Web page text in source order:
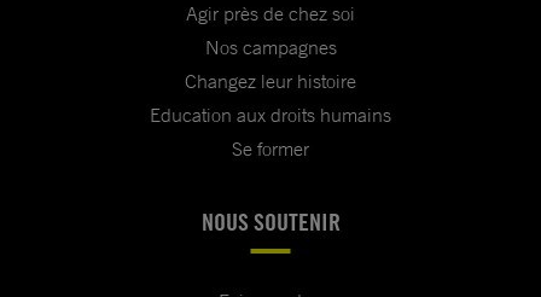
Agir près de chez soi
Nos campagnes
Changez leur histoire
Education aux droits humains
Se former
NOUS SOUTENIR